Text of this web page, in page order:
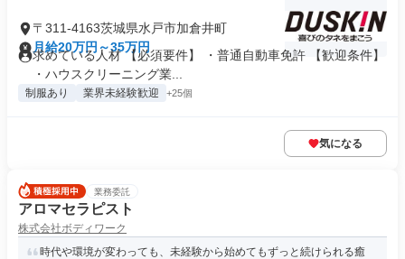
〒311-4163茨城県水戸市加倉井町
月給20万円～35万円
求めている人材 【必須要件】 ・普通自動車免許 【歓迎条件】
・ハウスクリーニング業...
制服あり 業界未経験歓迎 +25個
気になる
業務委託
アロマセラピスト
株式会社ボディワーク
時代や環境が変わっても、未経験から始めてもずっと続けられる癒